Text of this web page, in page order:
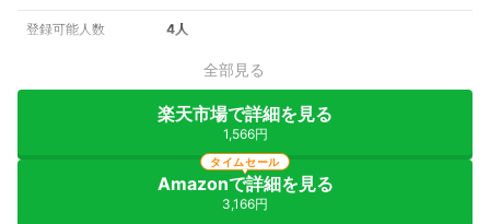
登録可能人数 4人
全部見る
楽天市場で詳細を見る
1,566円
Amazonで詳細を見る
3,166円
タイムセール